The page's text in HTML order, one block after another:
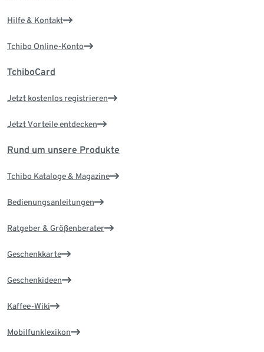
Hilfe & Kontakt
Tchibo Online-Konto
TchiboCard
Jetzt kostenlos registrieren
Jetzt Vorteile entdecken
Rund um unsere Produkte
Tchibo Kataloge & Magazine
Bedienungsanleitungen
Ratgeber & Größenberater
Geschenkkarte
Geschenkideen
Kaffee-Wiki
Mobilfunklexikon